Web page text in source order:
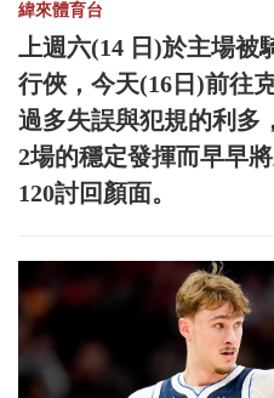
緯來體育台
上週六(14 日)於主場被
行俠，今天(16日)前往
過多失誤與犯規的利多
2場的穩定發揮而早早
120討回顏面。